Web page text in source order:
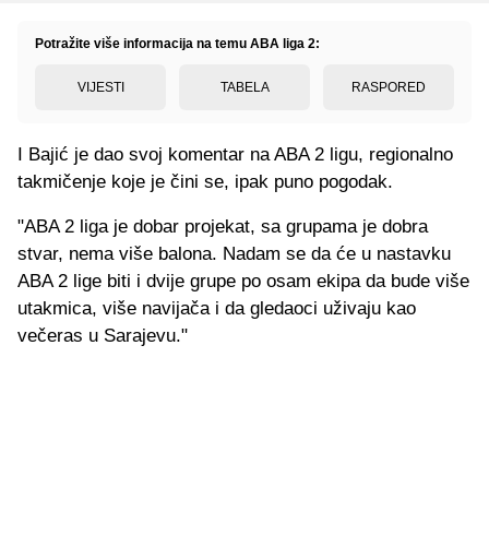
Potražite više informacija na temu ABA liga 2:
VIJESTI TABELA RASPORED
I Bajić je dao svoj komentar na ABA 2 ligu, regionalno
takmičenje koje je čini se, ipak puno pogodak.
"ABA 2 liga je dobar projekat, sa grupama je dobra
stvar, nema više balona. Nadam se da će u nastavku
ABA 2 lige biti i dvije grupe po osam ekipa da bude više
utakmica, više navijača i da gledaoci uživaju kao
večeras u Sarajevu."